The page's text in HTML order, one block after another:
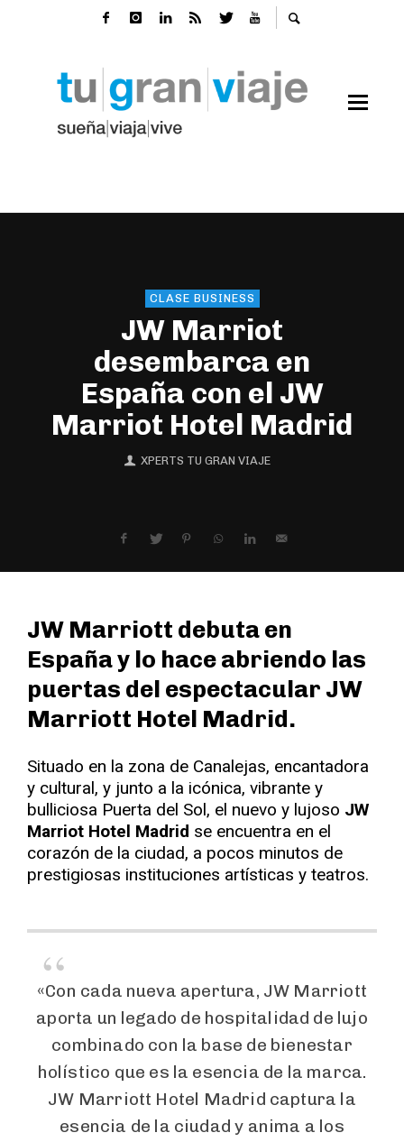
CLASE BUSINESS
JW Marriot
desembarca en
España con el JW
Marriot Hotel Madrid
XPERTS TU GRAN VIAJE
JW Marriott debuta en
España y lo hace abriendo las
puertas del espectacular JW
Marriott Hotel Madrid.
Situado en la zona de Canalejas, encantadora
y cultural, y junto a la icónica, vibrante y
bulliciosa Puerta del Sol, el nuevo y lujoso JW
Marriot Hotel Madrid se encuentra en el
corazón de la ciudad, a pocos minutos de
prestigiosas instituciones artísticas y teatros.
«Con cada nueva apertura, JW Marriott
aporta un legado de hospitalidad de lujo
combinado con la base de bienestar
holístico que es la esencia de la marca.
JW Marriott Hotel Madrid captura la
esencia de la ciudad y anima a los